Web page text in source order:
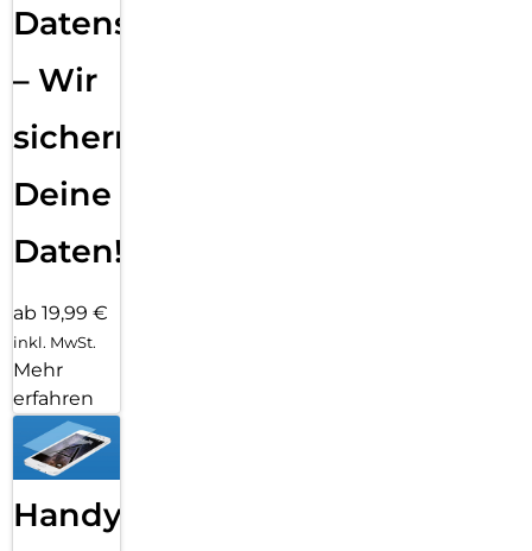
Datensicherung
– Wir
sichern
Deine
Daten!
ab 19,99 €
inkl. MwSt.
Mehr
erfahren
Handy